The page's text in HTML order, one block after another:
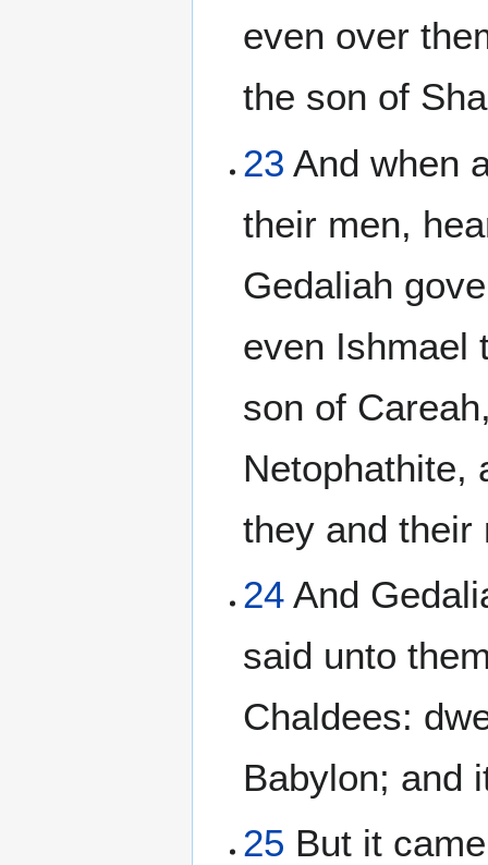
even over
the son of
23 And when
their men,
Gedaliah
even Ishmael
son of
Netophathite,
they and their
24 And
said unto
Chaldees:
Babylon; and
25 But it